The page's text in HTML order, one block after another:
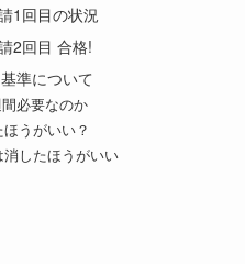
1回目の状況
2回目 合格!
準について
必要なのか
うがいい？
したほうがいい